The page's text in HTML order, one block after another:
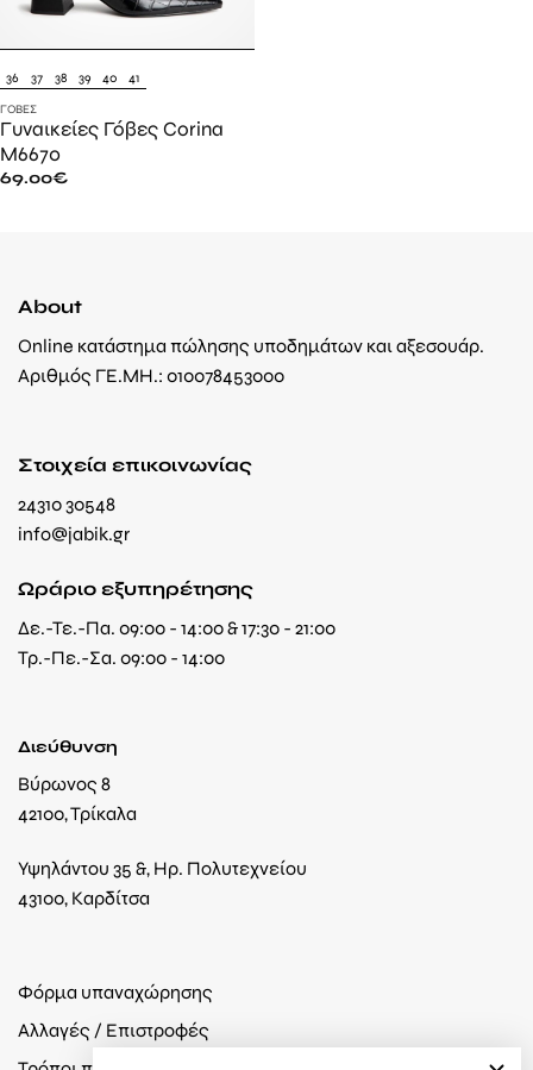
36 37 38 39 40 41
ΓΌΒΕΣ
Γυναικείες Γόβες Corina
M6670
69.00€
About
Online κατάστημα πώλησης υποδημάτων και αξεσουάρ.
Αριθμός ΓΕ.ΜΗ.: 010078453000
Στοιχεία επικοινωνίας
24310 30548
info@jabik.gr
Ωράριο εξυπηρέτησης
Δε.-Τε.-Πα. 09:00 - 14:00 & 17:30 - 21:00
Τρ.-Πε.-Σα. 09:00 - 14:00
Διεύθυνση
Βύρωνος 8
42100, Τρίκαλα
Υψηλάντου 35 &, Ηρ. Πολυτεχνείου
43100, Καρδίτσα
Φόρμα υπαναχώρησης
Αλλαγές / Επιστροφές